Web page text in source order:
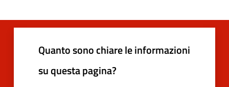
Quanto sono chiare le informazioni
su questa pagina?